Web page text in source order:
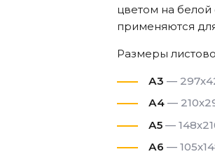
цветом на
применяются
Размеры
А3 —
А4 —
А5 —
А6 —